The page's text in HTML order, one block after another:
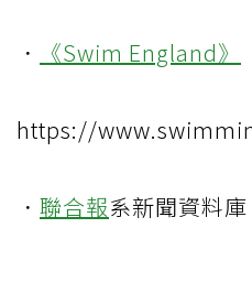
． 《Swim England》
https://
． 聯合報系新聞資料庫